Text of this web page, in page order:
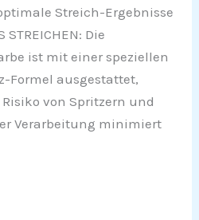
Streich-Ergebnisse
STREICHEN: Die
ist mit einer speziellen
Formel ausgestattet,
von Spritzern und
Verarbeitung minimiert